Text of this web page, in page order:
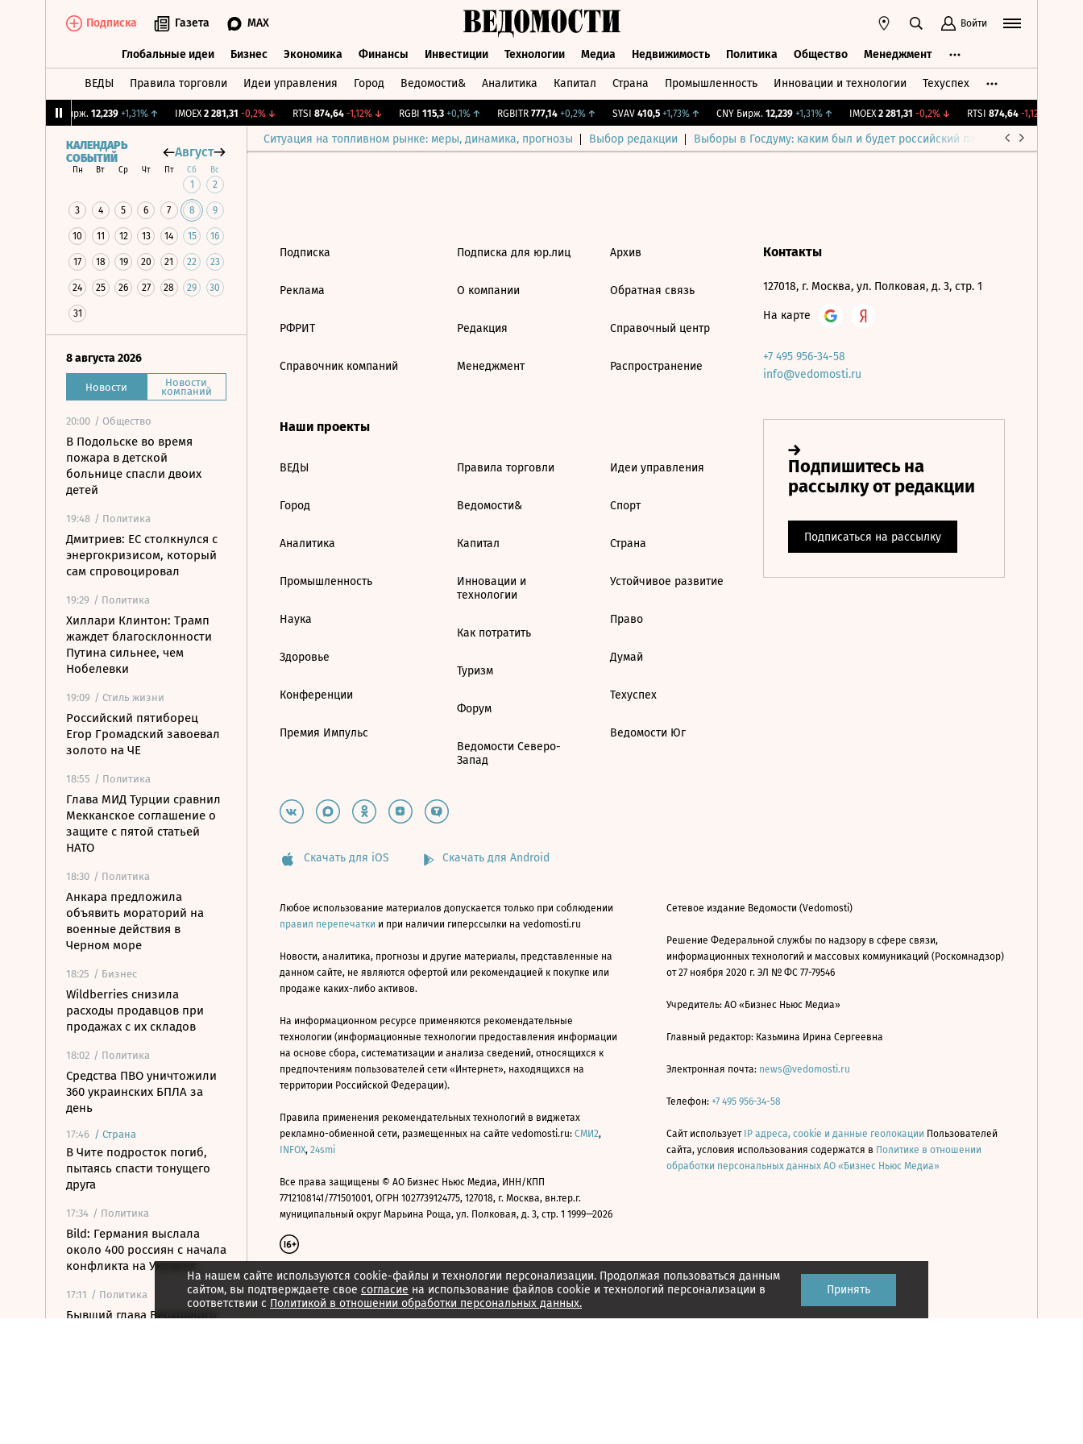
Подписка Газета MAX Войти
Глобальные идеи Бизнес Экономика Финансы Инвестиции Технологии Медиа Недвижимость Политика Общество Менеджмент
ВЕДЫ Правила торговли Идеи управления Город Ведомости& Аналитика Капитал Страна Промышленность Инновации и технологии Техуспех
CNY Бирж. 12,239 +1,31%↑ IMOEX 2 281,31 -0,2%↓ RTSI 874,64 -1,12%↓ RGBI 115,3 +0,1%↑ RGBITR 777,14 +0,2%↑ SVAV 410,5 +1,73%↑ CNY Бирж. 12,239 +1,31%↑ IMOEX 2 281,31 -0,2%↓ RTSI 874,64 -1,12%
Ситуация на топливном рынке: меры, динамика, прогнозы Выбор редакции Выборы в Госдуму: каким был и будет российский парламент
КАЛЕНДАРЬ
СОБЫТИЙ
Август
Пн Вт Ср Чт Пт Сб Вс
1 2
3 4 5 6 7 8 9
10 11 12 13 14 15 16
17 18 19 20 21 22 23
24 25 26 27 28 29 30
31
8 августа 2026
Новости Новости
компаний
20:00 / Общество
В Подольске во время
пожара в детской
больнице спасли двоих
детей
19:48 / Политика
Дмитриев: ЕС столкнулся с
энергокризисом, который
сам спровоцировал
19:29 / Политика
Хиллари Клинтон: Трамп
жаждет благосклонности
Путина сильнее, чем
Нобелевки
19:09 / Стиль жизни
Российский пятиборец
Егор Громадский завоевал
золото на ЧЕ
18:55 / Политика
Глава МИД Турции сравнил
Мекканское соглашение о
защите с пятой статьей
НАТО
18:30 / Политика
Анкара предложила
объявить мораторий на
военные действия в
Черном море
18:25 / Бизнес
Wildberries снизила
расходы продавцов при
продажах с их складов
18:02 / Политика
Средства ПВО уничтожили
360 украинских БПЛА за
день
17:46 / Страна
В Чите подросток погиб,
пытаясь спасти тонущего
друга
17:34 / Политика
Bild: Германия выслала
около 400 россиян с начала
конфликта на Украине
17:11 / Политика
Бывший глава Верховного
На нашем сайте используются cookie-файлы и технологии персонализации. Продолжая пользоваться данным
сайтом, вы подтверждаете свое согласие на использование файлов cookie и технологий персонализации в
соответствии с Политикой в отношении обработки персональных данных.
Принять
Подписка
Реклама
РФРИТ
Справочник компаний
Подписка для юр.лиц
О компании
Редакция
Менеджмент
Архив
Обратная связь
Справочный центр
Распространение
Наши проекты
ВЕДЫ
Город
Аналитика
Промышленность
Наука
Здоровье
Конференции
Премия Импульс
Правила торговли
Ведомости&
Капитал
Инновации и
технологии
Как потратить
Туризм
Форум
Ведомости Северо-
Запад
Идеи управления
Спорт
Страна
Устойчивое развитие
Право
Думай
Техуспех
Ведомости Юг
Контакты
127018, г. Москва, ул. Полковая, д. 3, стр. 1
На карте
+7 495 956-34-58
info@vedomosti.ru
Скачать для iOS Скачать для Android
Любое использование материалов допускается только при соблюдении
правил перепечатки и при наличии гиперссылки на vedomosti.ru
Новости, аналитика, прогнозы и другие материалы, представленные на
данном сайте, не являются офертой или рекомендацией к покупке или
продаже каких-либо активов.
На информационном ресурсе применяются рекомендательные
технологии (информационные технологии предоставления информации
на основе сбора, систематизации и анализа сведений, относящихся к
предпочтениям пользователей сети «Интернет», находящихся на
территории Российской Федерации).
Правила применения рекомендательных технологий в виджетах
рекламно-обменной сети, размещенных на сайте vedomosti.ru: СМИ2,
INFOX, 24smi
Все права защищены © АО Бизнес Ньюс Медиа, ИНН/КПП
7712108141/771501001, ОГРН 1027739124775, 127018, г. Москва, вн.тер.г.
муниципальный округ Марьина Роща, ул. Полковая, д. 3, стр. 1 1999—2026
Сетевое издание Ведомости (Vedomosti)
Решение Федеральной службы по надзору в сфере связи,
информационных технологий и массовых коммуникаций (Роскомнадзор)
от 27 ноября 2020 г. ЭЛ № ФС 77-79546
Учредитель: АО «Бизнес Ньюс Медиа»
Главный редактор: Казьмина Ирина Сергеевна
Электронная почта: news@vedomosti.ru
Телефон: +7 495 956-34-58
Сайт использует IP адреса, cookie и данные геолокации Пользователей
сайта, условия использования содержатся в Политике в отношении
обработки персональных данных АО «Бизнес Ньюс Медиа»